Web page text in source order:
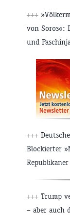
+++
von Soros«:
und
+++
Blockierter
+++ Trump
– aber auch